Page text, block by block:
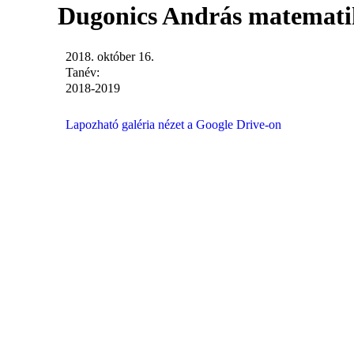
Dugonics András
2018. október 16.
Tanév:
2018-2019
Lapozható galéria nézet a Google Drive-on